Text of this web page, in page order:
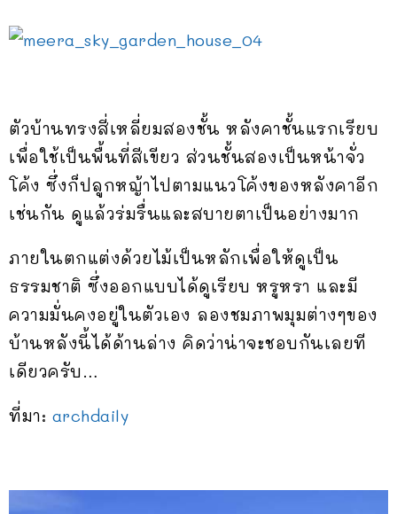
ตัวบ้านทรงสี่เหลี่ยมสองชั้น หลังคาชั้นแรกเรียบ
เพื่อใช้เป็นพื้นที่สีเขียว ส่วนชั้นสองเป็นหน้าจั่ว
โค้ง ซึ่งก็ปลูกหญ้าไปตามแนวโค้งของหลังคาอีก
เช่นกัน ดูแล้วร่มรื่นและสบายตาเป็นอย่างมาก
ภายในตกแต่งด้วยไม้เป็นหลักเพื่อให้ดูเป็น
ธรรมชาติ ซึ่งออกแบบได้ดูเรียบ หรูหรา และมี
ความมั่นคงอยู่ในตัวเอง ลองชมภาพมุมต่างๆของ
บ้านหลังนี้ได้ด้านล่าง คิดว่าน่าจะชอบกันเลยที
เดียวครับ…
ที่มา: archdaily